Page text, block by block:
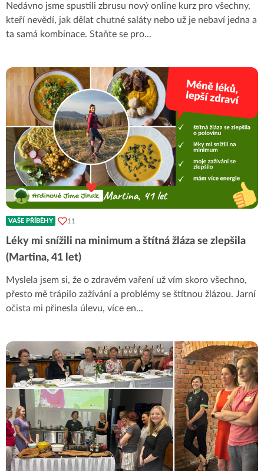
Nedávno jsme spustili zbrusu nový online kurz pro všechny,
kteří nevědí, jak dělat chutné saláty nebo už je nebaví jedna a
ta samá kombinace. Staňte se pro...
VAŠE PŘÍBĚHY 11
Léky mi snížili na minimum a štítná žláza se zlepšila
(Martina, 41 let)
Myslela jsem si, že o zdravém vaření už vím skoro všechno,
přesto mě trápilo zažívání a problémy se štítnou žlázou. Jarní
očista mi přinesla úlevu, více en...